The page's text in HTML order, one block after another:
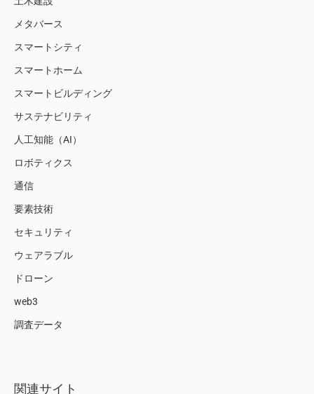
メタバース
スマートシティ
スマートホーム
スマートビルディング
サステナビリティ
人工知能（AI）
ロボティクス
通信
要素技術
セキュリティ
ウェアラブル
ドローン
web3
調査データ
関連サイト